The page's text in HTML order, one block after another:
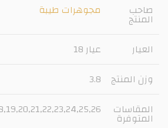
صاحب
المنتج
مجوهرات طيبة
العيار
عيار 18
وزن المنتج 3.8
المقاسات
المتوفرة